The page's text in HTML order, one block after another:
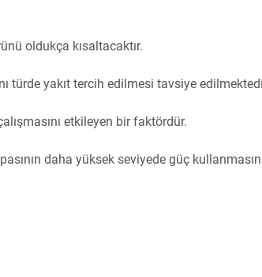
oldukça kısaltacaktır.
türde yakıt tercih edilmesi tavsiye
etkileyen bir faktördür.
daha yüksek seviyede güç